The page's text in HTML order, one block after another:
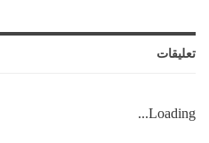
تعليقات
Loading...